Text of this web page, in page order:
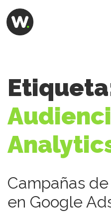
Campañas
en Google